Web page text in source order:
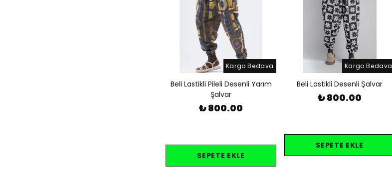
Kargo Bedava
Beli Lastikli Pileli Desenli Yarım
Şalvar
₺ 800.00
SEPETE EKLE
Kargo Bedava
Beli Lastikli Desenli Şalvar
₺ 800.00
SEPETE EKLE